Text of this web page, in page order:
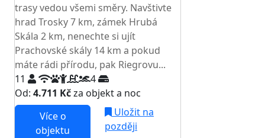
trasy vedou všemi směry. Navštivte
hrad Trosky 7 km, zámek Hrubá
Skála 2 km, nenechte si ujít
Prachovské skály 14 km a pokud
máte rádi přírodu, pak Riegrovu...
11
4
Od: 4.711 Kčza objekt a noc
Více o
objektu
Uložit na
později